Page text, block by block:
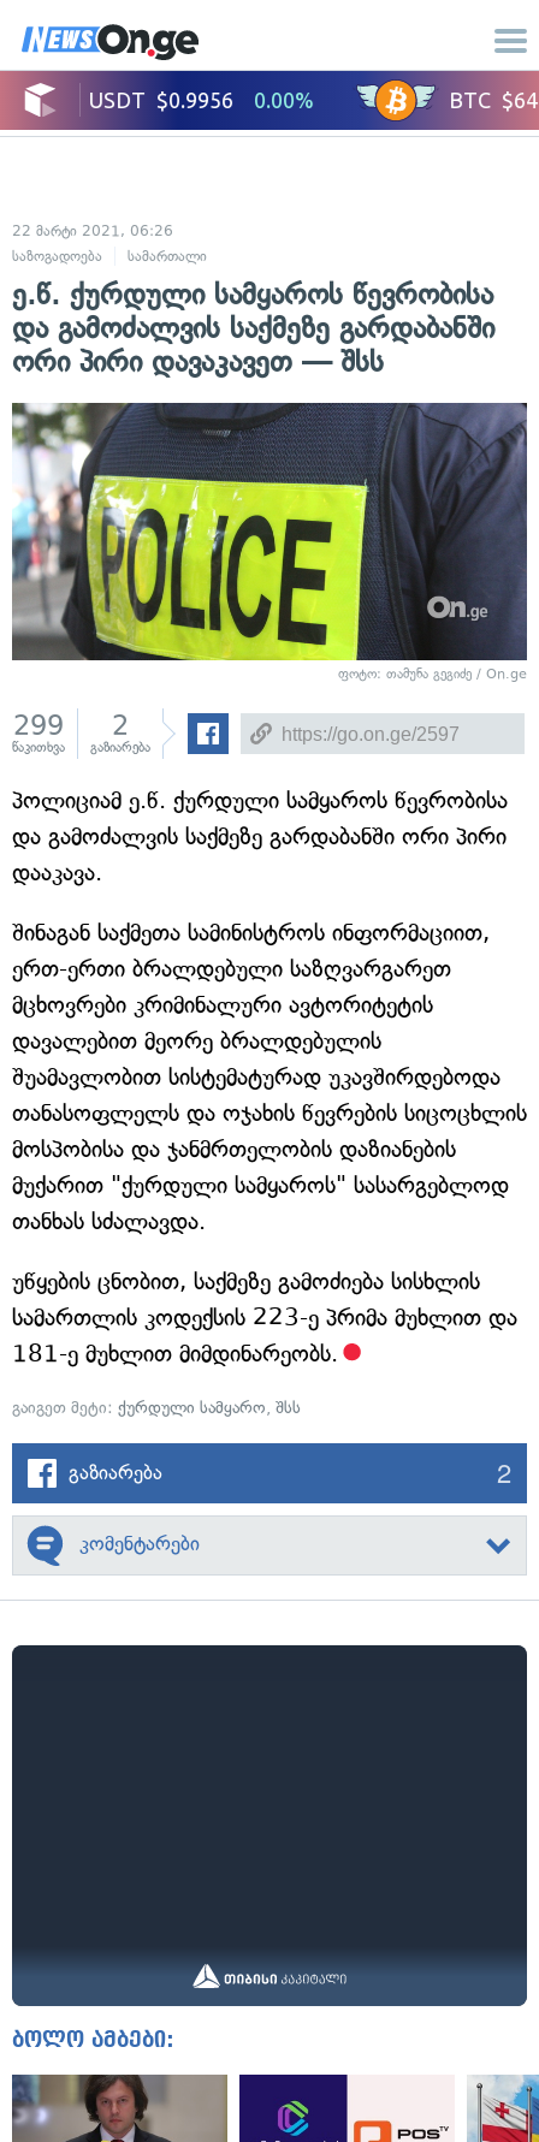
22 მარტი 2021, 06:26
საზოგადოება
სამართალი
ე.წ. ქურდული სამყაროს წევრობისა
და გამოძალვის საქმეზე გარდაბანში
ორი პირი დავაკავეთ — შსს
ფოტო: თამუნა გეგიძე / On.ge
299
წაკითხვა
2
გაზიარება
პოლიციამ ე.წ. ქურდული სამყაროს წევრობისა
და გამოძალვის საქმეზე გარდაბანში ორი პირი
დააკავა.
შინაგან საქმეთა სამინისტროს ინფორმაციით,
ერთ-ერთი ბრალდებული საზღვარგარეთ
მცხოვრები კრიმინალური ავტორიტეტის
დავალებით მეორე ბრალდებულის
შუამავლობით სისტემატურად უკავშირდებოდა
თანასოფლელს და ოჯახის წევრების სიცოცხლის
მოსპობისა და ჯანმრთელობის დაზიანების
მუქარით "ქურდული სამყაროს" სასარგებლოდ
თანხას სძალავდა.
უწყების ცნობით, საქმეზე გამოძიება სისხლის
სამართლის კოდექსის 223-ე პრიმა მუხლით და
181-ე მუხლით მიმდინარეობს.
გაიგეთ მეტი: ქურდული სამყარო, შსს
გაზიარება 2
კომენტარები
ბოლო ამბები: